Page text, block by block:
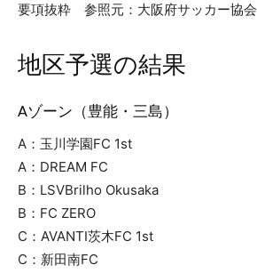
要項抜粋 参照元：大阪府サッカー協会
地区予選の結果
Aゾーン（豊能・三島）
A：玉川学園FC 1st
A：DREAM FC
B：LSVBrilho Okusaka
B：FC ZERO
C：AVANTI茨木FC 1st
C：新田南FC